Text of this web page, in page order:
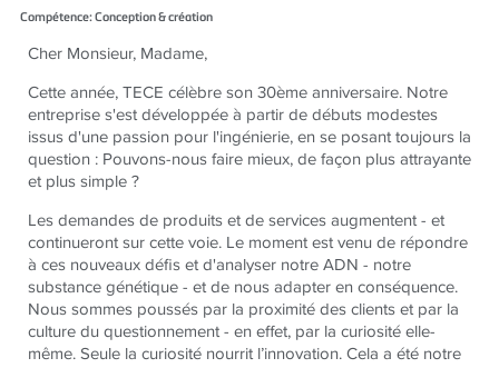
Compétence: Conception & création
Cher Monsieur, Madame,
Cette année, TECE célèbre son 30ème anniversaire. Notre
entreprise s'est développée à partir de débuts modestes
issus d'une passion pour l'ingénierie, en se posant toujours la
question : Pouvons-nous faire mieux, de façon plus attrayante
et plus simple ?
Les demandes de produits et de services augmentent - et
continueront sur cette voie. Le moment est venu de répondre
à ces nouveaux défis et d'analyser notre ADN - notre
substance génétique - et de nous adapter en conséquence.
Nous sommes poussés par la proximité des clients et par la
culture du questionnement - en effet, par la curiosité elle-
même. Seule la curiosité nourrit l’innovation. Cela a été notre